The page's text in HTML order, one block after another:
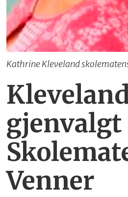
Kathrine Kleveland
gjenvalgt
Venner